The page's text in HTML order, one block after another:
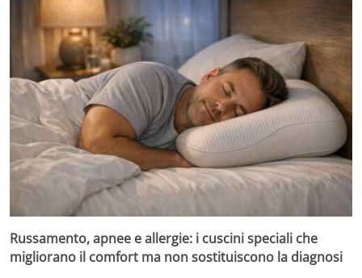
Russamento, apnee e allergie: i cuscini speciali che
migliorano il comfort ma non sostituiscono la diagnosi